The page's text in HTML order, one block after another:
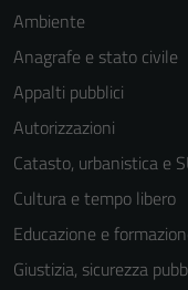
Ambiente
Anagrafe e stato civile
Appalti pubblici
Autorizzazioni
Catasto, urbanistica e
Cultura e tempo libero
Educazione e
Giustizia, sicurezza